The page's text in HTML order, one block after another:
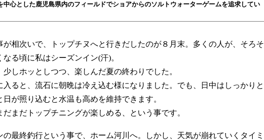
中心とした鹿児島県内のフィールドでショアからのソルトウォーターゲームを追求してい
が相次いで、トップチヌへと行きだしたのが８月末。多くの人が、そろそ
る頃に私はシーズンイン(汗)。
しホッとしつつ、楽しんだ夏の終わりでした。
入ると、流石に朝晩は冷え込む様になりました。でも、日中はしっかりと
が照り込むと水温も高めを維持できます。
まだトップチニングが楽しめる、という事です。
の最終釣行という事で、ホーム河川へ。しかし、天気が崩れていくタイミ